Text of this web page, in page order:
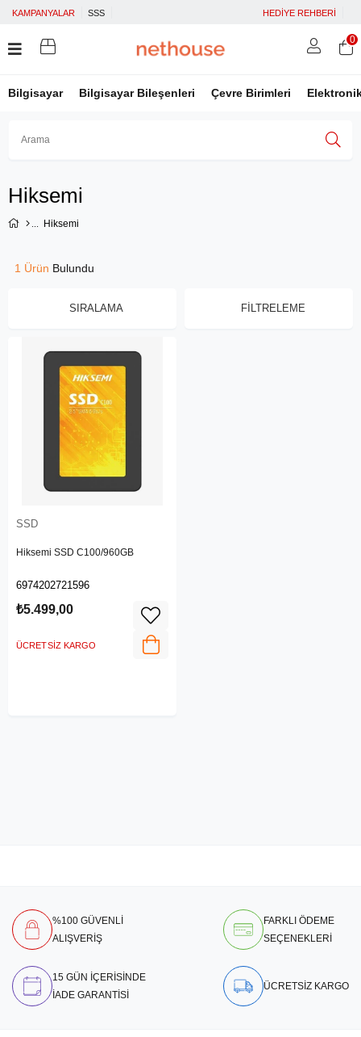
KAMPANYALAR SSS HEDİYE REHBERİ
Bilgisayar Bilgisayar Bileşenleri Çevre Birimleri
0
Hiksemi
Hiksemi
FILTRELEME
SIRALAMA
1 Ürün
SSD
Hiksemi SSD C100/960GB
6974202721596
₺5.499,00
ÜCRETSIZ KARGO
%100 GÜVENLİ
ALIŞVERİŞ
FARKLI ÖDEME
SEÇENEKLERİ
15 GÜN İÇERİSİNDE
İADE GARANTİSİ
ÜCRETSİZ KARGO